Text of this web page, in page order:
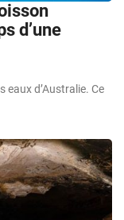
d’une
eaux d’Australie. Ce